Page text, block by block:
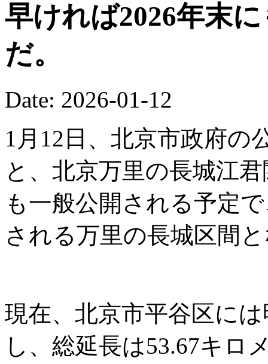
早ければ2026年末
だ。
Date: 2026-01-12
1月12日、北京市政府の
と、北京万里の長城江
も一般公開される予定
される万里の長城区間
現在、北京市平谷区に
し、総延長は53.67キロ